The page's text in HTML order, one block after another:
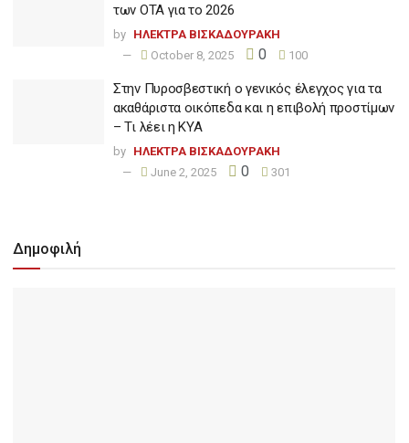
των ΟΤΑ για το 2026
by ΗΛΕΚΤΡΑ ΒΙΣΚΑΔΟΥΡΑΚΗ
October 8, 2025
0 100
Στην Πυροσβεστική ο γενικός έλεγχος για τα
ακαθάριστα οικόπεδα και η επιβολή προστίμων
– Τι λέει η ΚΥΑ
by ΗΛΕΚΤΡΑ ΒΙΣΚΑΔΟΥΡΑΚΗ
June 2, 2025
0 301
Δημοφιλή